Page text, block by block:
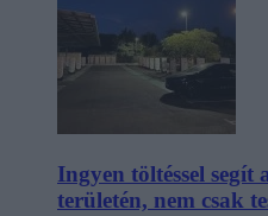
Ingyen töltéssel segít
területén, nem csak